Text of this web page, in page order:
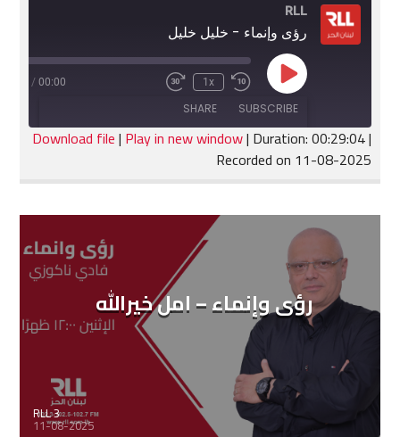
RLL
رؤى وإنماء - خليل خليل
Play
Episode
Rewind
10
Seconds
1x
Fast
seconds
00:00
/
SUBSCRIBE
SHARE
RSS FEED
SHARE
EMBED
Download file| Play in new window| Duration: 00:29:04|
Recorded on 11-08-2025
رؤى وإنماء – امل خيرالله
RLL 3
11-08-2025